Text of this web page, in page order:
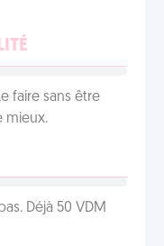
faire sans être
mieux.
Déjà 50 VDM